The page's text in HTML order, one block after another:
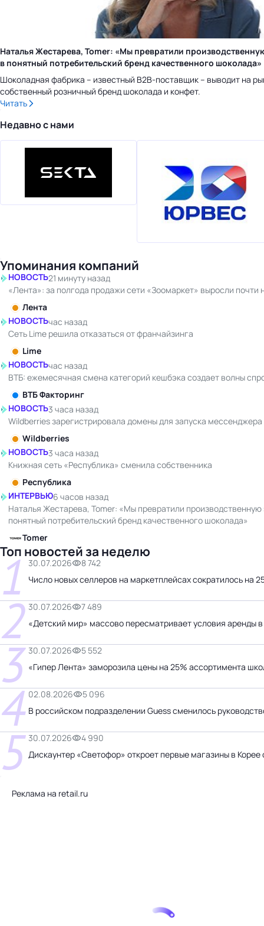
Наталья Жестарева, Tomer: «Мы превратили
в понятный потребительский бренд качественного шоколада»
Шоколадная фабрика – известный B2B-поставщик – выводит на
собственный розничный бренд шоколада и конфет.
Читать
Недавно с нами
Упоминания компаний
НОВОСТЬ21 минуту назад
«Лента»: за полгода продажи сети «Зоомаркет» выросли почти
Лента
НОВОСТЬчас назад
Сеть Lime решила отказаться от франчайзинга
Lime
НОВОСТЬчас назад
ВТБ: ежемесячная смена категорий кешбэка создает волны
ВТБ Факторинг
НОВОСТЬ3 часа назад
Wildberries зарегистрировала домены для запуска мессенджера
Wildberries
НОВОСТЬ3 часа назад
Книжная сеть «Республика» сменила собственника
Республика
ИНТЕРВЬЮ6 часов назад
Наталья Жестарева, Tomer: «Мы превратили производственную
понятный потребительский бренд качественного шоколада»
Tomer
Топ новостей за неделю
1 30.07.2026
8 742
Число новых селлеров на маркетплейсах сократилось на
2 30.07.2026
7 489
«Детский мир» массово пересматривает условия аренды
3 30.07.2026
5 552
«Гипер Лента» заморозила цены на 25% ассортимента
4 02.08.2026
5 096
В российском подразделении Guess сменилось
5 30.07.2026
4 990
Дискаунтер «Светофор» откроет первые магазины в Корее
Реклама на retail.ru